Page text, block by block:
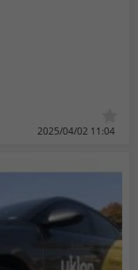
2025/04/02 11:04